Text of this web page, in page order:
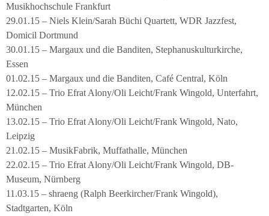
Musikhochschule Frankfurt
29.01.15 – Niels Klein/Sarah Büchi Quartett, WDR Jazzfest,
Domicil Dortmund
30.01.15 – Margaux und die Banditen, Stephanuskulturkirche,
Essen
01.02.15 – Margaux und die Banditen, Café Central, Köln
12.02.15 – Trio Efrat Alony/Oli Leicht/Frank Wingold, Unterfahrt,
München
13.02.15 – Trio Efrat Alony/Oli Leicht/Frank Wingold, Nato,
Leipzig
21.02.15 – MusikFabrik, Muffathalle, München
22.02.15 – Trio Efrat Alony/Oli Leicht/Frank Wingold, DB-
Museum, Nürnberg
11.03.15 – shraeng (Ralph Beerkircher/Frank Wingold),
Stadtgarten, Köln